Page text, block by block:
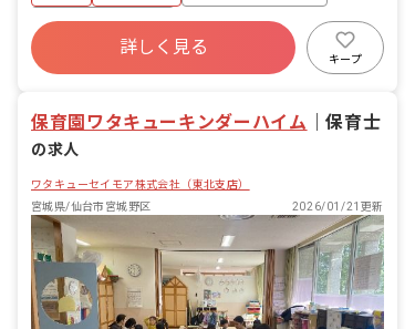
年間休日120日以上
寮・住宅・家賃補助あり
社会保険完備
残業少なめ
詳しく見る
キープ
保育園ワタキューキンダーハイム ｜保育士
の求人
ワタキューセイモア株式会社（東北支店）
宮城県/仙台市宮城野区
2026/01/21更新